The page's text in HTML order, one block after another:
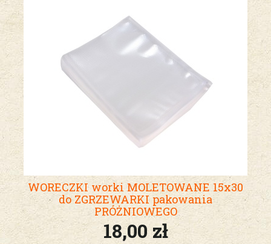
WORECZKI worki MOLETOWANE 15x30
do ZGRZEWARKI pakowania
PRÓŻNIOWEGO
18,00 zł